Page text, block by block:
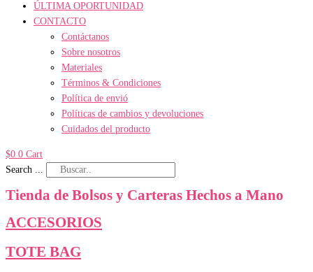
ÚLTIMA OPORTUNIDAD
CONTACTO
Contáctanos
Sobre nosotros
Materiales
Términos & Condiciones
Política de envió
Políticas de cambios y devoluciones
Cuidados del producto
$0 0 Cart
Search ...
Tienda de Bolsos y Carteras Hechos a Mano
ACCESORIOS
TOTE BAG